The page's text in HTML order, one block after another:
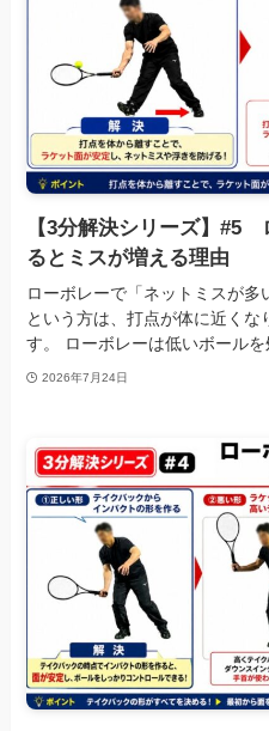
【3分解決シリーズ】#5
るとミスが増える理由
ローボレーで「ネットミスが多
という方は、打点が体に近くな
す。 ローボレーは低いボール
2026年7月24日